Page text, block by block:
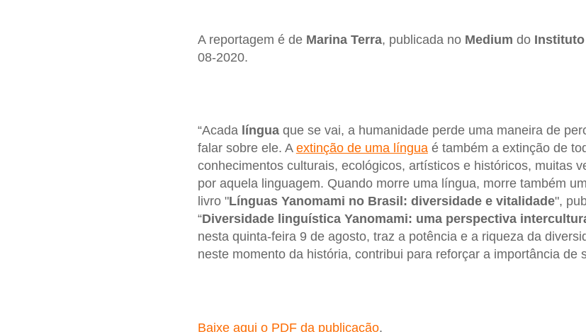
A reportagem é de Marina Terra, publicada no Medium do Instituto
08-2020.
“Acada línguaque se vai, a humanidade perde uma maneira de
falar sobre ele. A extinção de uma línguaé também a extinção de
conhecimentos culturais, ecológicos, artísticos e históricos, muitas
por aquela linguagem. Quando morre uma língua, morre também
livro "Línguas Yanomami no Brasil: diversidade e vitalidade",
“Diversidade linguística Yanomami: uma perspectiva
nesta quinta-feira 9 de agosto, traz a potência e a riqueza da
neste momento da história, contribui para reforçar a importância de
Baixe aqui o PDF da publicação.